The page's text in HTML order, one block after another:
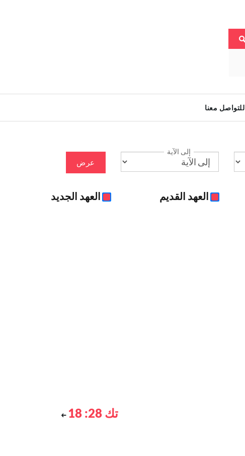
للتواصل معنا
إلى الآية
عرض
العهد القديم العهد الجديد
تك 28: 18